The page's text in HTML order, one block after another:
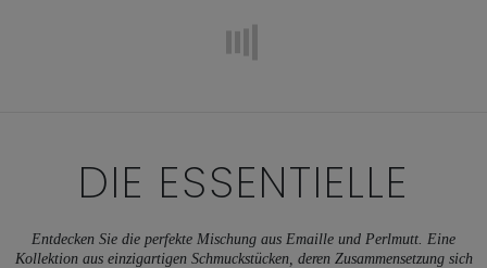
DIE ESSENTIELLE
Entdecken Sie die perfekte Mischung aus Emaille und Perlmutt. Eine
Kollektion aus einzigartigen Schmuckstücken, deren Zusammensetzung sich